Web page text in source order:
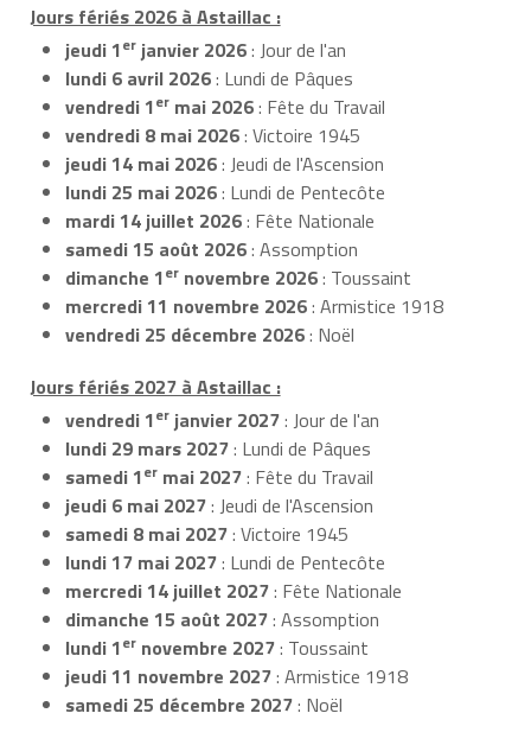
Jours fériés 2026 à Astaillac :
jeudi 1er janvier 2026: Jour de l'an
lundi 6 avril 2026: Lundi de Pâques
vendredi 1er mai 2026: Fête du Travail
vendredi 8 mai 2026: Victoire 1945
jeudi 14 mai 2026: Jeudi de l'Ascension
lundi 25 mai 2026: Lundi de Pentecôte
mardi 14 juillet 2026: Fête Nationale
samedi 15 août 2026: Assomption
dimanche 1er novembre 2026: Toussaint
mercredi 11 novembre 2026: Armistice 1918
vendredi 25 décembre 2026: Noël
Jours fériés 2027 à Astaillac :
vendredi 1er janvier 2027: Jour de l'an
lundi 29 mars 2027: Lundi de Pâques
samedi 1er mai 2027: Fête du Travail
jeudi 6 mai 2027: Jeudi de l'Ascension
samedi 8 mai 2027: Victoire 1945
lundi 17 mai 2027: Lundi de Pentecôte
mercredi 14 juillet 2027: Fête Nationale
dimanche 15 août 2027: Assomption
lundi 1er novembre 2027: Toussaint
jeudi 11 novembre 2027: Armistice 1918
samedi 25 décembre 2027: Noël